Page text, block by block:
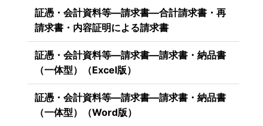
証憑・会計資料等―請求書―合計請求書・再
請求書・内容証明による請求書
証憑・会計資料等―請求書―請求書・納品書
（一体型）（Excel版）
証憑・会計資料等―請求書―請求書・納品書
（一体型）（Word版）